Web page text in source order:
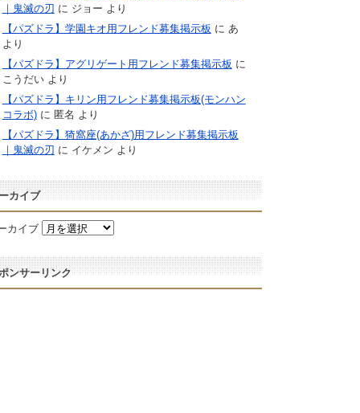
｜鬼滅の刃 に ジョー より
【パズドラ】学園キオ用フレンド募集掲示板 に あ
より
【パズドラ】アグリゲート用フレンド募集掲示板 に
こうだいより
【パズドラ】キリン用フレンド募集掲示板(モンハン
コラボ)に 匿名 より
【パズドラ】猗窩座(あかざ)用フレンド募集掲示板
｜鬼滅の刃 に イケメン より
カイブ
カイブ
ンサーリンク